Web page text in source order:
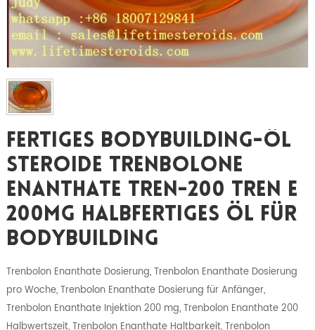
Fertiges Bodybuilding-Öl
Steroide Trenbolone
Enanthate TREN-200 Tren E
200mg Halbfertiges Öl Für
Bodybuilding
Trenbolon Enanthate Dosierung, Trenbolon Enanthate Dosierung
pro Woche, Trenbolon Enanthate Dosierung für Anfänger,
Trenbolon Enanthate Injektion 200 mg, Trenbolon Enanthate 200
Halbwertszeit, Trenbolon Enanthate Haltbarkeit, Trenbolon